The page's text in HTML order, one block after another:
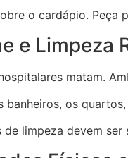
o cardápio. Peça
e Limpeza
matam.
banheiros, os
de limpeza devem ser